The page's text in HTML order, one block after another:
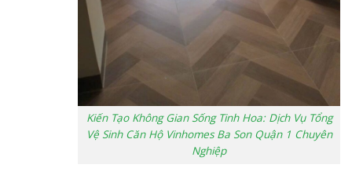
Kiến Tạo Không Gian Sống Tinh Hoa: Dịch Vụ Tổng
Vệ Sinh Căn Hộ Vinhomes Ba Son Quận 1 Chuyên
Nghiệp